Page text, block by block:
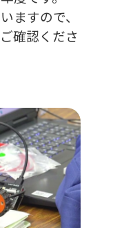
ますので、
確認くださ